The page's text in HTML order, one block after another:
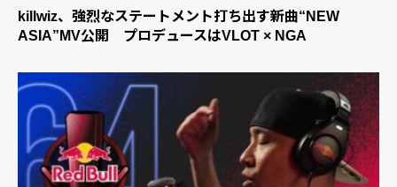
killwiz、強烈なステートメント打ち出す新曲“NEW
ASIA”MV公開 プロデュースはVLOT × NGA